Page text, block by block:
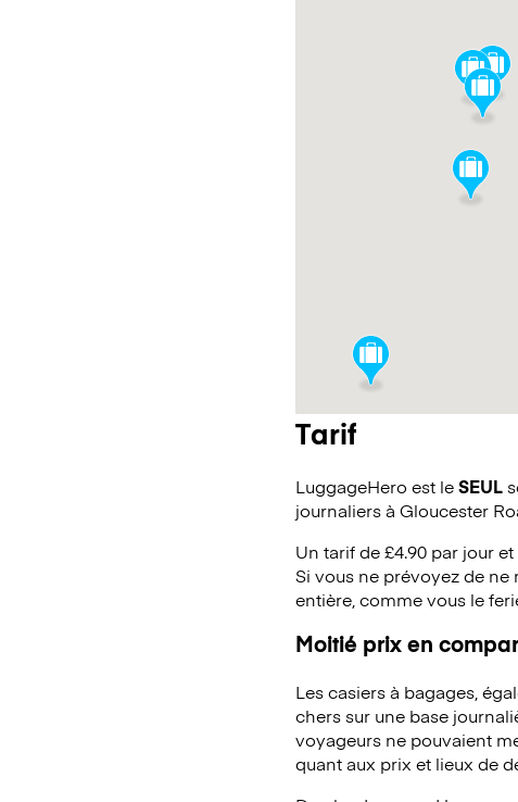
Tarif
LuggageHero est leSEUL
journaliers à Gloucester
Un tarif de £4.90 par jour
Si vous ne prévoyez de
entière, comme vous le
Moitié prix en
Les casiers à bagages,
chers sur une base
voyageurs ne pouvaient
quant aux prix et lieux de